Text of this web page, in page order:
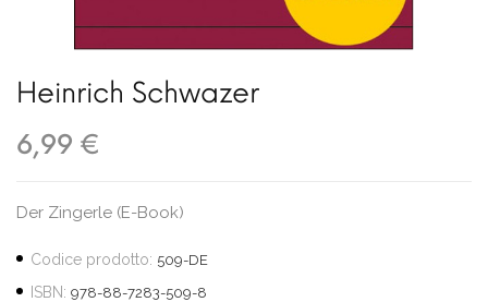
Heinrich Schwazer
6,99 €
Der Zingerle (E-Book)
Codice prodotto: 509-DE
ISBN: 978-88-7283-509-8